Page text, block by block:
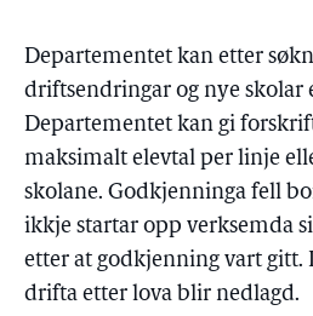
Departementet kan etter
driftsendringar og nye skolar
Departementet kan gi
maksimalt elevtal per linje
skolane. Godkjenninga fell
ikkje startar opp verksemda
etter at godkjenning vart gitt.
drifta etter lova blir nedlagd.